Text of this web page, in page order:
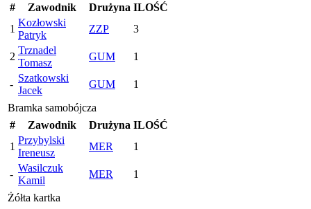
#
Zawodnik Drużyna ILOŚĆ
1
Kozłowski
Patryk
ZZP 3
2
Trznadel
Tomasz
GUM 1
-
Szatkowski
Jacek
GUM
1
Bramka samobójcza
#
Zawodnik Drużyna ILOŚĆ
1
Przybylski
Ireneusz
MER 1
-
Wasilczuk
Kamil
MER
1
Żółta kartka